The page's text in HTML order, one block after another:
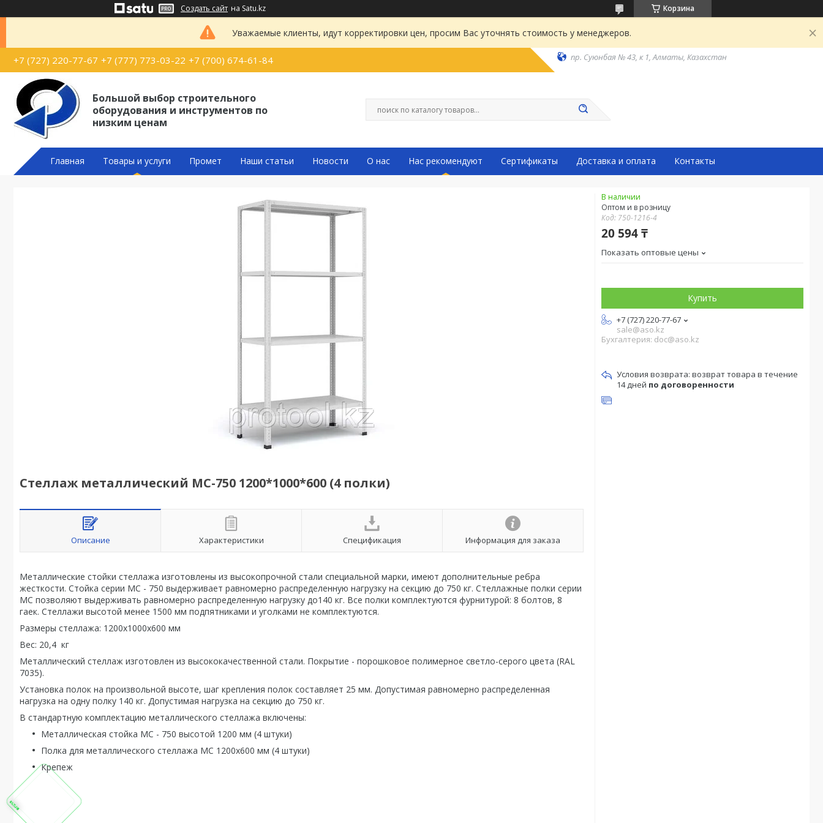
Создать сайт на Satu.kz Корзина
Уважаемые клиенты, идут корректировки цен, просим Вас уточнять стоимость у менеджеров.
+7 (727) 220-77-67 +7 (777) 773-03-22 +7 (700) 674-61-84 пр. Суюнбая № 43, к 1, Алматы, Казахстан
Большой выбор строительного
оборудования и инструментов по
низким ценам
Главная Товары и услуги Промет Наши статьи Новости О нас Нас рекомендуют Сертификаты Доставка и оплата Контакты
Стеллаж металлический МС-750 1200*1000*600 (4 полки)
Описание Характеристики Спецификация Информация для заказа
Металлические стойки стеллажа изготовлены из высокопрочной стали специальной марки, имеют дополнительные ребра
жесткости. Стойка серии МС - 750 выдерживает равномерно распределенную нагрузку на секцию до 750 кг. Стеллажные полки серии
МС позволяют выдерживать равномерно распределенную нагрузку до140 кг. Все полки комплектуются фурнитурой: 8 болтов, 8
гаек. Стеллажи высотой менее 1500 мм подпятниками и уголками не комплектуются.
Размеры стеллажа: 1200х1000х600 мм
Вес: 20,4 кг
Металлический стеллаж изготовлен из высококачественной стали. Покрытие - порошковое полимерное светло-серого цвета (RAL
7035).
Установка полок на произвольной высоте, шаг крепления полок составляет 25 мм. Допустимая равномерно распределенная
нагрузка на одну полку 140 кг. Допустимая нагрузка на секцию до 750 кг.
В стандартную комплектацию металлического стеллажа включены:
Металлическая стойка МС - 750 высотой 1200 мм (4 штуки)
Полка для металлического стеллажа МС 1200х600 мм (4 штуки)
Крепеж
В наличии
Оптом и в розницу
Код: 750-1216-4
20 594 ₸
Показать оптовые цены
Купить
+7 (727) 220-77-67
sale@aso.kz
Бухгалтерия: doc@aso.kz
возврат товара в течение
14 дней по договоренности